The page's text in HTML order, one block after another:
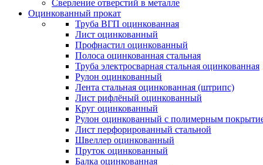
Сверление отверстий в металле
Оцинкованный прокат
Труба ВГП оцинкованная
Лист оцинкованный
Профнастил оцинкованный
Полоса оцинкованная стальная
Труба электросварная стальная оцинкованная
Рулон оцинкованный
Лента стальная оцинкованная (штрипс)
Лист рифлёный оцинкованный
Круг оцинкованный
Рулон оцинкованный с полимерным
Лист перфорированный стальной
Швеллер оцинкованный
Пруток оцинкованный
Балка оцинкованная